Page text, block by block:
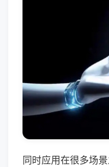
同时应用在很多场